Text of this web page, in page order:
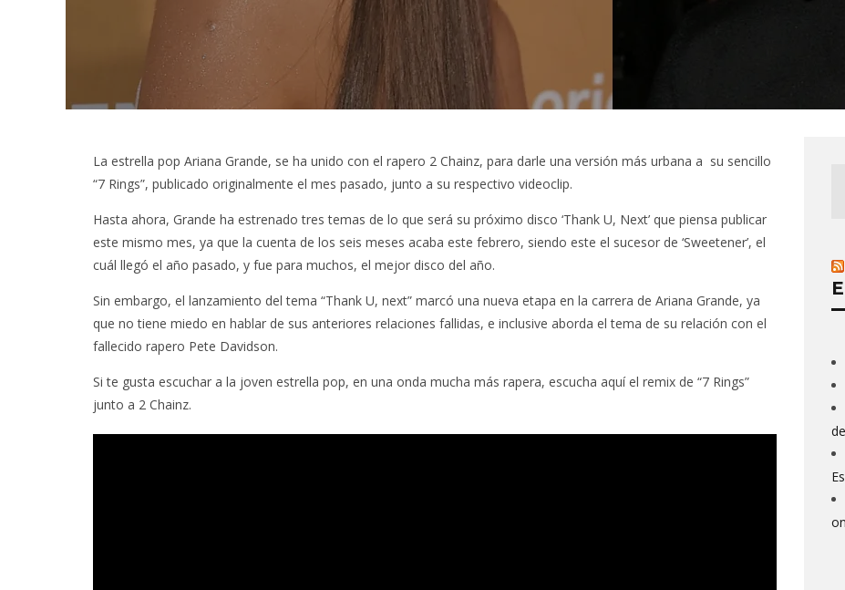
La estrella pop Ariana Grande, se ha unido con el rapero 2 Chainz, para darle una versión más urbana a su sencillo
“7 Rings”, publicado originalmente el mes pasado, junto a su respectivo videoclip.
Hasta ahora, Grande ha estrenado tres temas de lo que será su próximo disco ‘Thank U, Next’ que piensa publicar
este mismo mes, ya que la cuenta de los seis meses acaba este febrero, siendo este el sucesor de ‘Sweetener’, el
cuál llegó el año pasado, y fue para muchos, el mejor disco del año.
Sin embargo, el lanzamiento del tema “Thank U, next” marcó una nueva etapa en la carrera de Ariana Grande, ya
que no tiene miedo en hablar de sus anteriores relaciones fallidas, e inclusive aborda el tema de su relación con el
fallecido rapero Pete Davidson.
Si te gusta escuchar a la joven estrella pop, en una onda mucha más rapera, escucha aquí el remix de “7 Rings”
junto a 2 Chainz.